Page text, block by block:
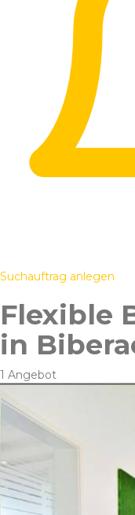
Suchauftrag anlegen
Flexible
in
1 Angebot